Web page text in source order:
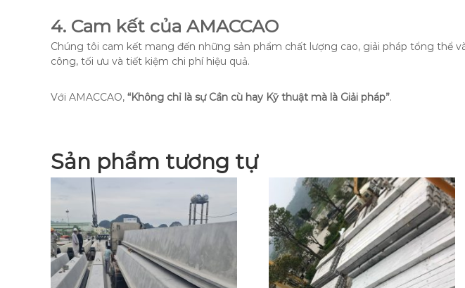
4. Cam kết của AMACCAO
Chúng tôi cam kết mang đến những sản phẩm chất lượng cao, giải pháp tổng thể
công, tối ưu và tiết kiệm chi phí hiệu quả.
Với AMACCAO, “Không chỉ là sự Cần cù hay Kỹ thuật mà là Giải pháp”.
Sản phẩm tương tự